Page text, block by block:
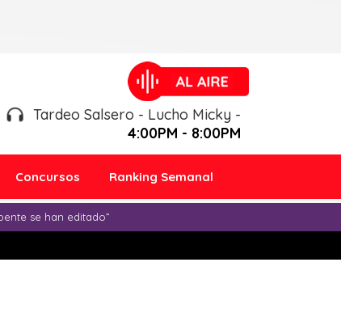
Tardeo Salsero - Lucho Micky -
4:00PM - 8:00PM
Concursos Ranking Semanal
se han editado”